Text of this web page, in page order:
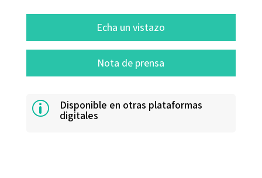
Echa un vistazo
Nota de prensa
p Disponible en otras plataformas
digitales